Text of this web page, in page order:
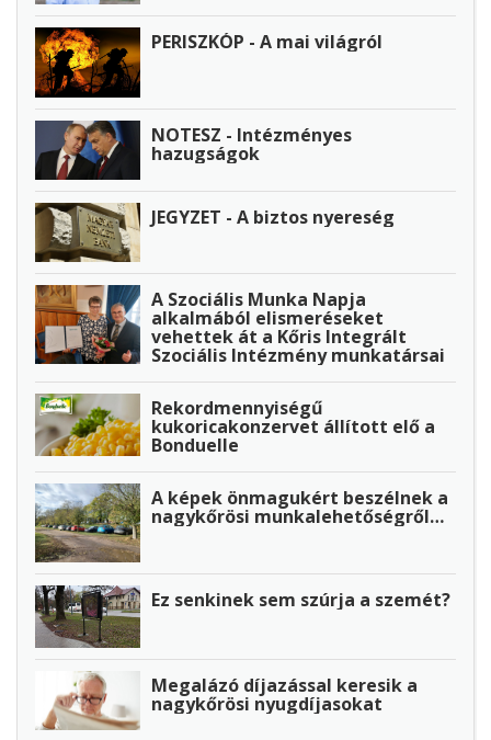
PERISZKÓP - A mai világról
NOTESZ - Intézményes
hazugságok
JEGYZET - A biztos nyereség
A Szociális Munka Napja
alkalmából elismeréseket
vehettek át a Kőris Integrált
Szociális Intézmény munkatársai
Rekordmennyiségű
kukoricakonzervet állított elő a
Bonduelle
A képek önmagukért beszélnek a
nagykőrösi munkalehetőségről…
Ez senkinek sem szúrja a szemét?
Megalázó díjazással keresik a
nagykőrösi nyugdíjasokat